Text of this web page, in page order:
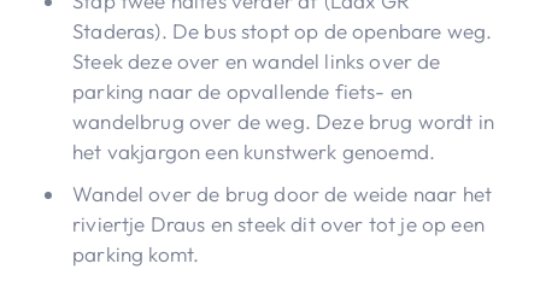
Staderas). De bus stopt op de openbare weg.
Steek deze over en wandel links over de
parking naar de opvallende fiets- en
wandelbrug over de weg. Deze brug wordt in
het vakjargon een kunstwerk genoemd.
Wandel over de brug door de weide naar het
riviertje Draus en steek dit over tot je op een
parking komt.